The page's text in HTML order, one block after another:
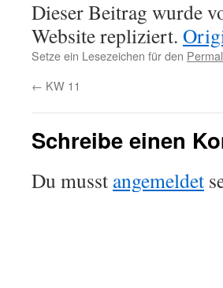
Dieser Beitrag wurde
Website repliziert.
Setze ein Lesezeichen für den
← KW 11
Schreibe einen
Du musst angemeldet